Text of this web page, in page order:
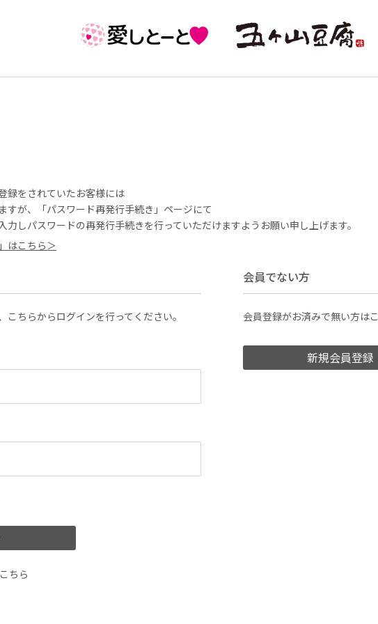
録をされていたお客様には
すが、「パスワード再発行手続き」ページにて
力しパスワードの再発行手続きを行っていただけますようお願い申し上げます。
はこちら＞
ちらからログインを行ってください。
ちら
会員でない方
会員登録がお済みで無い方は
新規会員登録